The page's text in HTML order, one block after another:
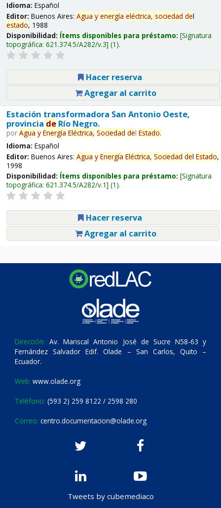
Idioma: Español
Editor: Buenos Aires: Agua y energía eléctrica, sociedad del
estado, 1988
Disponibilidad: Ítems disponibles para préstamo: Signatura
topográfica: 621.374.5/A282/v.3 (1).
Hacer reserva
Agregar al carrito
Estación transformadora San Antonio Oeste,
provincia deRío Negro.
por Agua y Energía Eléctrica, Sociedad del Estado.
Idioma: Español
Editor: Buenos Aires: Agua y Energía Eléctrica, Sociedad del Estado,
1998
Disponibilidad: Ítems disponibles para préstamo: Signatura
topográfica: 621.374.5/A282/v.1 (1).
Hacer reserva
Agregar al carrito
Dirección: Av. Mariscal Antonio José de Sucre N58-63 y
Fernández Salvador Edif. Olade – San Carlos, Quito –
Ecuador.
Web: www.olade.org
Teléfono: (593 2) 259 8122 / 2598 280
Correo: centro.documentacion@olade.org
Tweets by cubemediaco